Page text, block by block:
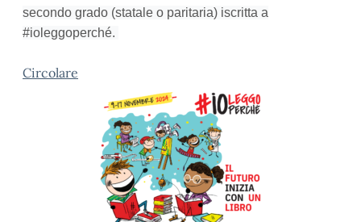
secondo grado (statale o paritaria) iscritta a
#ioleggoperché.
Circolare